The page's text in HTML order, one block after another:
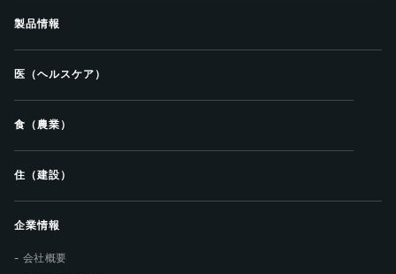
製品情報
医（ヘルスケア）
食（農業）
住（建設）
企業情報
会社概要